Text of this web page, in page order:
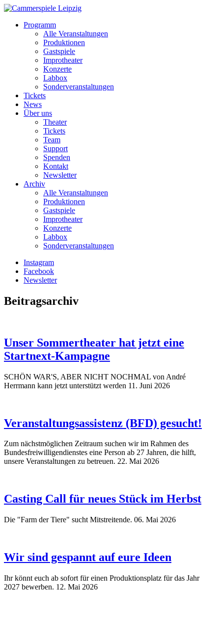
Programm
Alle Veranstaltungen
Produktionen
Gastspiele
Improtheater
Konzerte
Labbox
Sonderveranstaltungen
Tickets
News
Über uns
Theater
Tickets
Team
Support
Spenden
Kontakt
Newsletter
Archiv
Alle Veranstaltungen
Produktionen
Gastspiele
Improtheater
Konzerte
Labbox
Sonderveranstaltungen
Instagram
Facebook
Newsletter
Beitragsarchiv
Unser Sommertheater hat jetzt eine
Startnext-Kampagne
SCHÖN WAR'S, ABER NICHT NOCHMAL von André
Herrmann kann jetzt unterstützt werden 11. Juni 2026
Veranstaltungsassistenz (BFD) gesucht!
Zum nächstmöglichen Zeitraum suchen wir im Rahmen des
Bundesfreiwilligendienstes eine Person ab 27 Jahren, die hilft,
unsere Veranstaltungen zu betreuen. 22. Mai 2026
Casting Call für neues Stück im Herbst
Die "Farm der Tiere" sucht Mitstreitende. 06. Mai 2026
Wir sind gespannt auf eure Ideen
Ihr könnt euch ab sofort für einen Produktionsplatz für das Jahr
2027 bewerben. 12. Mai 2026